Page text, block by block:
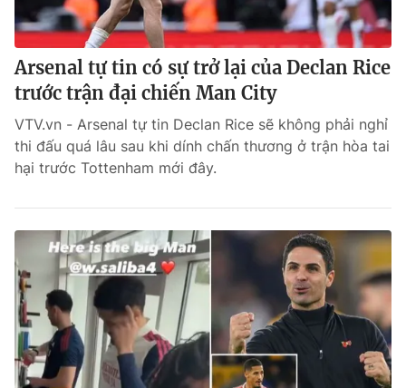
Arsenal tự tin có sự trở lại của Declan Rice
trước trận đại chiến Man City
VTV.vn - Arsenal tự tin Declan Rice sẽ không phải nghỉ
thi đấu quá lâu sau khi dính chấn thương ở trận hòa tai
hại trước Tottenham mới đây.